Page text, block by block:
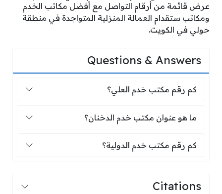
عرض قائمة من أرقام التواصل مع أفضل مكاتب الخدم
ومكاتب ستقدام العمالة المنزلية المتواجدة في منطقة
حولي في الكويت.
Questions & Answers
كم رقم مكتب خدم العلي؟
كم رقم مكتب خدم العلي؟
ما هو عنوان مكتب خدم الدخنان؟
ما هو عنوان مكتب خدم الدخنان؟
كم رقم مكتب خدم الدولية؟
كم رقم مكتب خدم الدولية؟
Citations